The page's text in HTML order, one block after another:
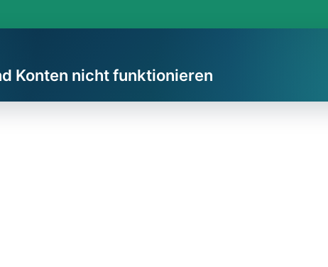
Konten nicht funktionieren